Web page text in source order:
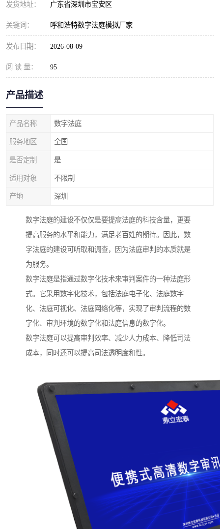
发货地址： 广东省深圳市宝安区
关键词： 呼和浩特数字法庭模拟厂家
发布日期： 2026-08-09
阅 读 量： 95
产品描述
产品名称 数字法庭
服务地区 全国
是否定制 是
适用对象 不限制
产地 深圳
数字法庭的建设不仅仅是要提高法庭的科技含量，更要
提高服务的水平和能力，满足老百姓的期待。因此，数
字法庭的建设可听取和调查，因为法庭审判的本质就是
为服务。
数字法庭是指通过数字化技术来审判案件的一种法庭形
式。它采用数字化技术，包括法庭电子化、法庭数字
化、法庭可视化、法庭网络化等，实现了审判流程的数
字化、审判环境的数字化和法庭信息的数字化。
数字法庭可以提高审判效率、减少人力成本、降低司法
成本，同时还可以提高司法透明度和性。